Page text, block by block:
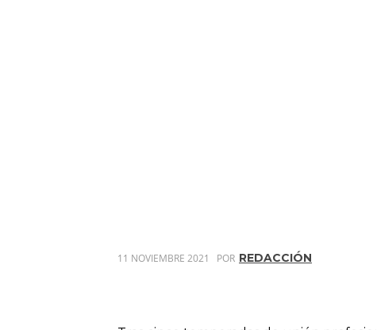
11 NOVIEMBRE 2021 POR REDACCIÓN